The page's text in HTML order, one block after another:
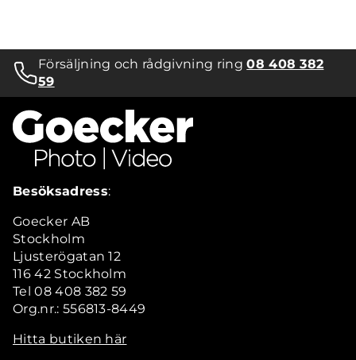
Försäljning och rådgivning ring08 408 382
59
Besöksadress:
Goecker AB
Stockholm
Ljusterögatan 12
116 42 Stockholm
Tel 08 408 382 59
Org.nr.: 556813-8449
Hitta butiken här